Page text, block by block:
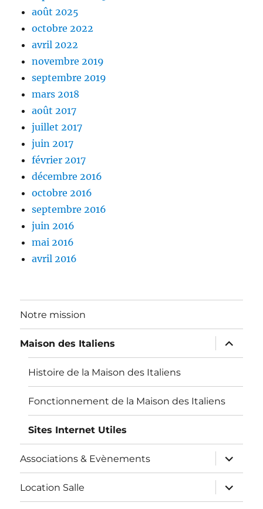
août 2025
octobre 2022
avril 2022
novembre 2019
septembre 2019
mars 2018
août 2017
juillet 2017
juin 2017
février 2017
décembre 2016
octobre 2016
septembre 2016
juin 2016
mai 2016
avril 2016
Notre mission
Maison des Italiens
ouvrir
le
sous-
Histoire de la Maison des Italiens
Fonctionnement de la Maison des Italiens
Sites Internet Utiles
Associations & Evènements
ouvrir
le
sous-
menu
Location Salle
ouvrir
le
sous-